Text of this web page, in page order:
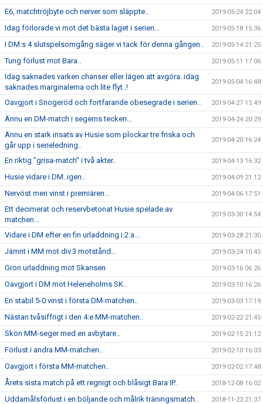
E6, matchtröjbyte och nerver som släppte.. 2019-05-24 22:04
Idag förlorade vi mot det bästa laget i serien... 2019-05-18 15:36
I DM:s 4 slutspelsomgång säger vi tack för denna gången.. 2019-05-14 21:25
Tung förlust mot Bara.. 2019-05-11 17:06
Idag saknades varken chanser eller lägen att avgöra..idag
saknades marginalerna och lite flyt..!
2019-05-04 16:48
Oavgjort i Snogeröd och fortfarande obesegrade i serien.. 2019-04-27 15:49
Ännu en DM-match i segerns tecken... 2019-04-24 20:29
Ännu en stark insats av Husie som plockar tre friska och
går upp i serieledning..
2019-04-20 16:24
En riktig ”grisa-match” i två akter.. 2019-04-13 16:32
Husie vidare i DM..igen.. 2019-04-09 21:12
Nervöst men vinst i premiären... 2019-04-06 17:51
Ett decimerat och reservbetonat Husie spelade av
matchen...
2019-03-30 14:54
Vidare i DM efter en fin urladdning i 2:a... 2019-03-28 21:30
Jämnt i MM mot div.3 motstånd... 2019-03-24 10:45
Grön urladdning mot Skansen 2019-03-16 06:26
Oavgjort i DM mot Heleneholms SK.. 2019-03-10 16:26
En stabil 5-0 vinst i första DM-matchen.. 2019-03-03 17:19
Nästan tvåsiffrigt i den 4:e MM-matchen.. 2019-02-22 21:45
Skön MM-seger med en avbytare.. 2019-02-15 21:12
Förlust i andra MM-matchen.. 2019-02-10 16:33
Oavgjort i första MM-matchen.. 2019-02-02 17:48
Årets sista match på ett regnigt och blåsigt Bara IP.. 2018-12-08 16:02
Uddamålsförlust i en böljande och målrik träningsmatch.. 2018-11-23 21:37